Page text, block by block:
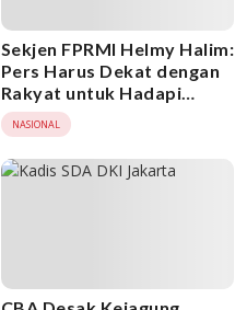
Sekjen FPRMI Helmy Halim:
Pers Harus Dekat dengan
Rakyat untuk Hadapi
Maraknya Hoaks
NASIONAL